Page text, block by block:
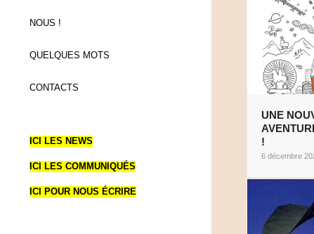
NOUS !
QUELQUES MOTS
CONTACTS
ICI LES NEWS
ICI LES COMMUNIQUÉS
ICI POUR NOUS ÉCRIRE
UNE
!
6 décembre